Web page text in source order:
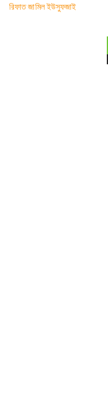
রিফাত জামিল ইউসুফজাই